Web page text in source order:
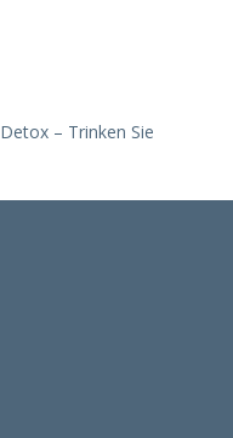
Detox – Trinken Sie